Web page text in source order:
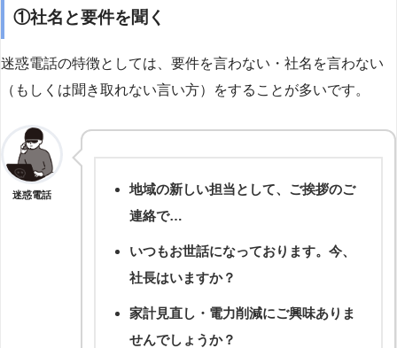
①社名と要件を聞く
迷惑電話の特徴としては、要件を言わない・社名を言わない
（もしくは聞き取れない言い方）をすることが多いです。
迷惑電話
地域の新しい担当として、ご挨拶のご
連絡で…
いつもお世話になっております。今、
社長はいますか？
家計見直し・電力削減にご興味ありま
せんでしょうか？